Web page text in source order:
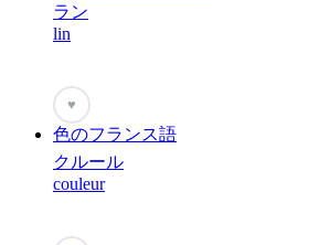
ラン
lin
♥
色のフランス語
クルール
couleur